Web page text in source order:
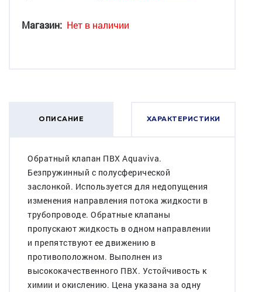
Магазин: Нет в наличии
ОПИСАНИЕ ХАРАКТЕРИСТИКИ
Обратный клапан ПВХ Aquaviva.
Безпружинный с полусферической
заслонкой. Используется для недопущения
изменения направления потока жидкости в
трубопроводе. Обратные клапаны
пропускают жидкость в одном направлении
и препятствуют ее движению в
противоположном. Выполнен из
высококачественного ПВХ. Устойчивость к
химии и окислению. Цена указана за одну